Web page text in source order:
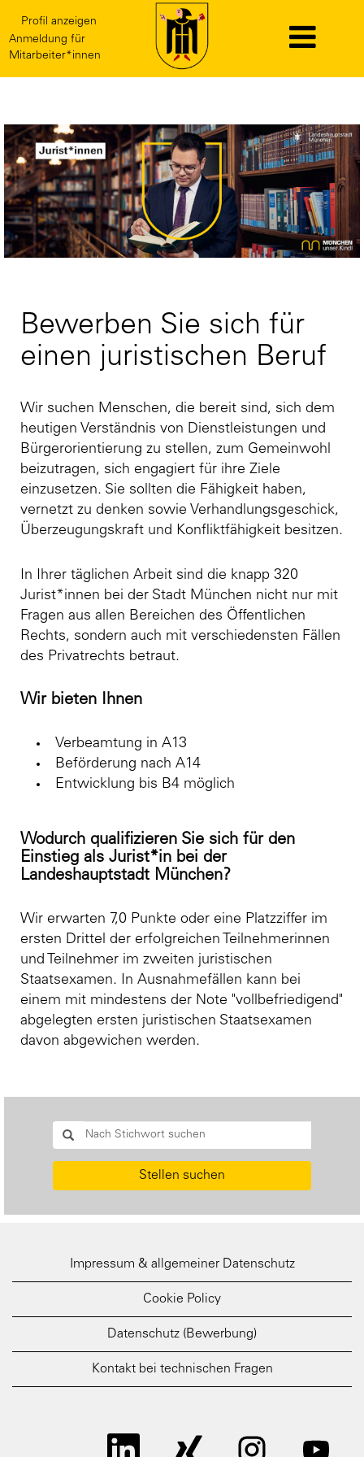
Profil anzeigen
Anmeldung für
Mitarbeiter*innen
Bewerben Sie sich für
einen juristischen Beruf
Wir suchen Menschen, die bereit sind, sich dem
heutigen Verständnis von Dienstleistungen und
Bürgerorientierung zu stellen, zum Gemeinwohl
beizutragen, sich engagiert für ihre Ziele
einzusetzen. Sie sollten die Fähigkeit haben,
vernetzt zu denken sowie Verhandlungsgeschick,
Überzeugungskraft und Konfliktfähigkeit besitzen.
In Ihrer täglichen Arbeit sind die knapp 320
Jurist*innen bei der Stadt München nicht nur mit
Fragen aus allen Bereichen des Öffentlichen
Rechts, sondern auch mit verschiedensten Fällen
des Privatrechts betraut.
Wir bieten Ihnen
Verbeamtung in A13
Beförderung nach A14
Entwicklung bis B4 möglich
Wodurch qualifizieren Sie sich für den
Einstieg als Jurist*in bei der
Landeshauptstadt München?
Wir erwarten 7,0 Punkte oder eine Platzziffer im
ersten Drittel der erfolgreichen Teilnehmerinnen
und Teilnehmer im zweiten juristischen
Staatsexamen. In Ausnahmefällen kann bei
einem mit mindestens der Note "vollbefriedigend"
abgelegten ersten juristischen Staatsexamen
davon abgewichen werden.
Stellen suchen
Impressum & allgemeiner Datenschutz
Cookie Policy
Datenschutz (Bewerbung)
Kontakt bei technischen Fragen
W
W